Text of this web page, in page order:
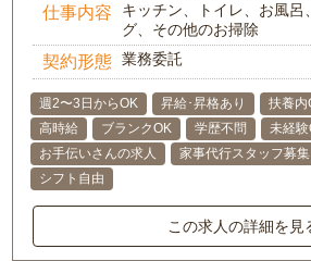
仕事内容
キッチン、トイレ、お風呂
グ、その他のお掃除
契約形態 業務委託
週2〜3日からOK 昇給･昇格あり 扶養内
高時給
ブランクOK 学歴不問
未経
お手伝いさんの求人
家事代行スタッフ募集
シフト自由
この求人の詳細を見